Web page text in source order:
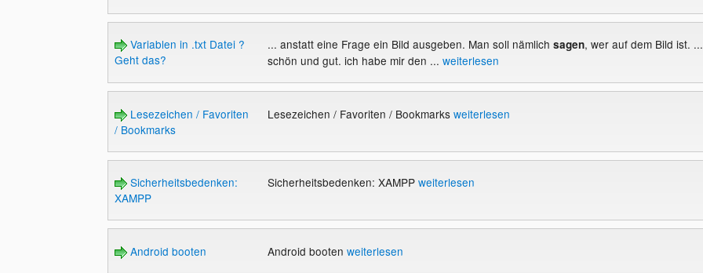
Variablen in .txt Datei ?
Geht das?
... anstatt eine Frage ein Bild ausgeben. Man soll nämlich sagen, wer auf dem Bild ist. ...
schön und gut. ich habe mir den ... weiterlesen
Lesezeichen / Favoriten
/ Bookmarks
Lesezeichen / Favoriten / Bookmarks weiterlesen
Sicherheitsbedenken:
XAMPP
Sicherheitsbedenken: XAMPP weiterlesen
Android booten Android booten weiterlesen